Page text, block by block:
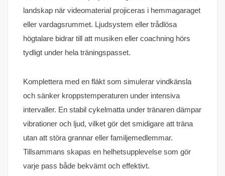
landskap när videomaterial projiceras i hemmagaraget
eller vardagsrummet. Ljudsystem eller trådlösa
högtalare bidrar till att musiken eller coachning hörs
tydligt under hela träningspasset.
Komplettera med en fläkt som simulerar vindkänsla
och sänker kroppstemperaturen under intensiva
intervaller. En stabil cykelmatta under tränaren dämpar
vibrationer och ljud, vilket gör det smidigare att träna
utan att störa grannar eller familjemedlemmar.
Tillsammans skapas en helhetsupplevelse som gör
varje pass både bekvämt och effektivt.